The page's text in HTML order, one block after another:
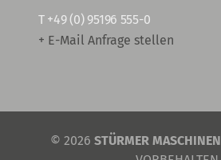
T +49 (0) 95196 555-0
+ E-Mail Anfrage stellen
© 2026 STÜRMER MASCHINEN